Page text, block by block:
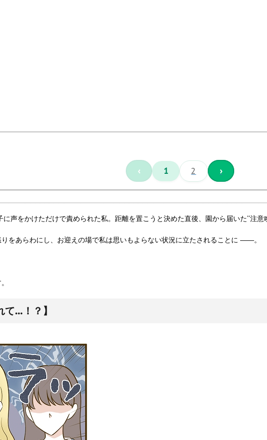
‹ 1 2 ›
声をかけただけで責められた私。距離を置こうと決めた直後、園から届いた“注
をあらわにし、お迎えの場で私は思いもよらない状況に立たされることに ――。
て…！？】